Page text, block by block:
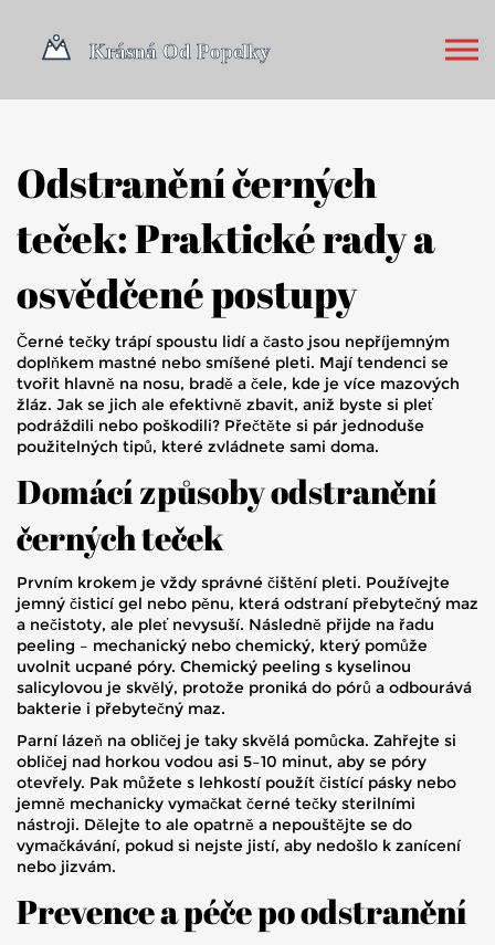
Odstranění černých
teček: Praktické rady a
osvědčené postupy
Černé tečky trápí spoustu lidí a často jsou nepříjemným
doplňkem mastné nebo smíšené pleti. Mají tendenci se
tvořit hlavně na nosu, bradě a čele, kde je více mazových
žláz. Jak se jich ale efektivně zbavit, aniž byste si pleť
podráždili nebo poškodili? Přečtěte si pár jednoduše
použitelných tipů, které zvládnete sami doma.
Domácí způsoby odstranění
černých teček
Prvním krokem je vždy správné čištění pleti. Používejte
jemný čisticí gel nebo pěnu, která odstraní přebytečný maz
a nečistoty, ale pleť nevysuší. Následně přijde na řadu
peeling – mechanický nebo chemický, který pomůže
uvolnit ucpané póry. Chemický peeling s kyselinou
salicylovou je skvělý, protože proniká do pórů a odbourává
bakterie i přebytečný maz.
Parní lázeň na obličej je taky skvělá pomůcka. Zahřejte si
obličej nad horkou vodou asi 5–10 minut, aby se póry
otevřely. Pak můžete s lehkostí použít čistící pásky nebo
jemně mechanicky vymačkat černé tečky sterilními
nástroji. Dělejte to ale opatrně a nepouštějte se do
vymačkávání, pokud si nejste jistí, aby nedošlo k zanícení
nebo jizvám.
Prevence a péče po odstranění